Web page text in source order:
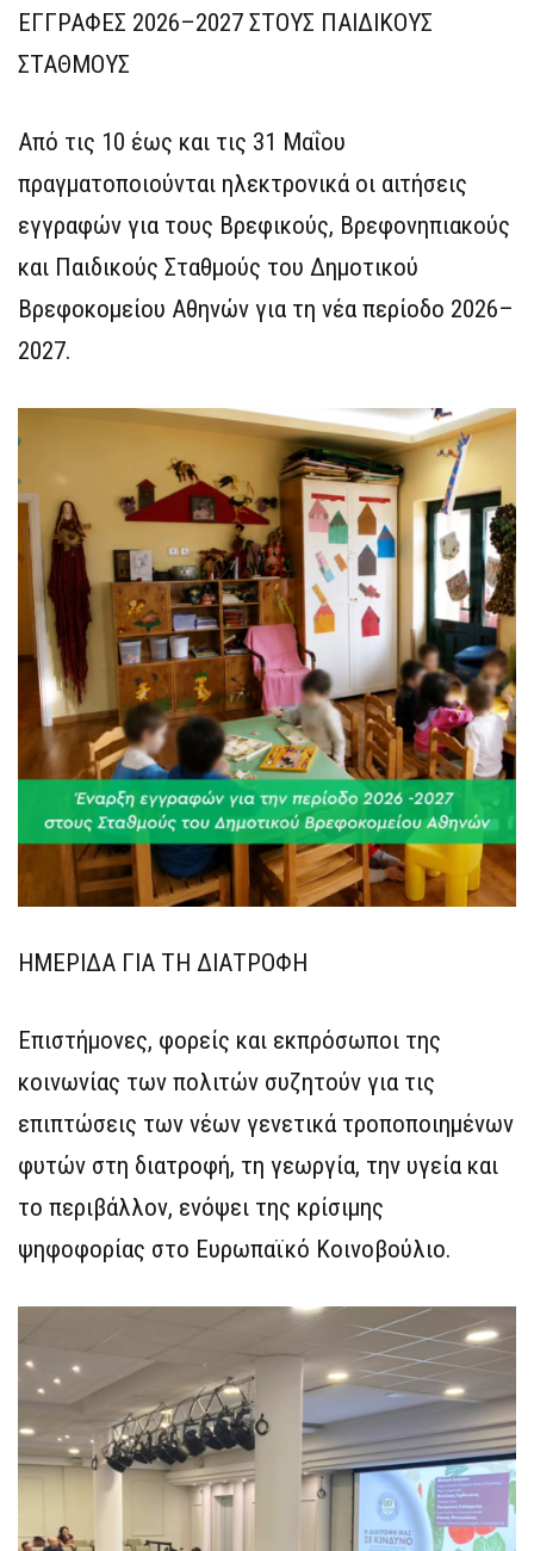
ΕΓΓΡΑΦΕΣ 2026–2027 ΣΤΟΥΣ ΠΑΙΔΙΚΟΥΣ
ΣΤΑΘΜΟΥΣ
Από τις 10 έως και τις 31 Μαΐου
πραγματοποιούνται ηλεκτρονικά οι αιτήσεις
εγγραφών για τους Βρεφικούς, Βρεφονηπιακούς
και Παιδικούς Σταθμούς του Δημοτικού
Βρεφοκομείου Αθηνών για τη νέα περίοδο 2026–
2027.
ΗΜΕΡΙΔΑ ΓΙΑ ΤΗ ΔΙΑΤΡΟΦΗ
Επιστήμονες, φορείς και εκπρόσωποι της
κοινωνίας των πολιτών συζητούν για τις
επιπτώσεις των νέων γενετικά τροποποιημένων
φυτών στη διατροφή, τη γεωργία, την υγεία και
το περιβάλλον, ενόψει της κρίσιμης
ψηφοφορίας στο Ευρωπαϊκό Κοινοβούλιο.